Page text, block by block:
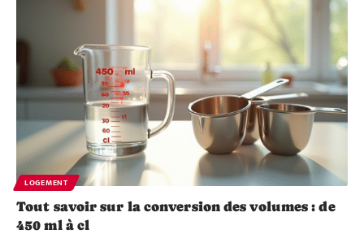
LOGEMENT
Tout savoir sur la conversion des volumes : de
450 ml à cl